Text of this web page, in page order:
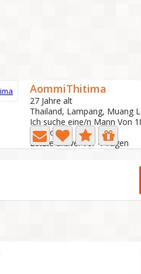
AommiThitima
27 Jahre alt
Thailand, Lampang, Muang
Ich suche eine/n Mann Von
6 Foto
Letzte aktive: Vor 4 Tagen